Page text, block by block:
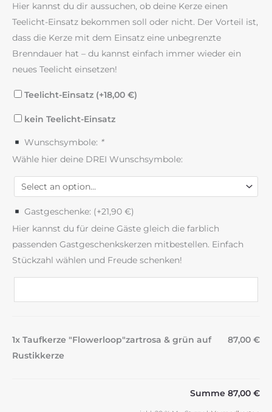
Hier kannst du dir aussuchen, ob deine Kerze einen
Teelicht-Einsatz bekommen soll oder nicht. Der Vorteil ist,
dass die Kerze mit dem Einsatz eine unbegrenzte
Brenndauer hat – du kannst einfach immer wieder ein
neues Teelicht einsetzen!
Teelicht-Einsatz (+18,00 €)
kein Teelicht-Einsatz
Wunschsymbole: *
Wähle hier deine DREI Wunschsymbole:
Gastgeschenke: (+21,90 €)
Hier kannst du für deine Gäste gleich die farblich
passenden Gastgeschenkskerzen mitbestellen. Einfach
Stückzahl wählen und Freude schenken!
1x Taufkerze "Flowerloop"zartrosa & grün auf
Rustikkerze
87,00 €
Summe 87,00 €